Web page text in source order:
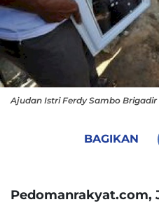
Ajudan Istri Ferdy Sambo Brigadir
BAGIKAN
Pedomanrakyat.com,